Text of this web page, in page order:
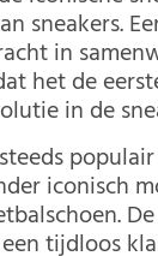
sneakers.
in
het de
in de
iconisch
tijdloos